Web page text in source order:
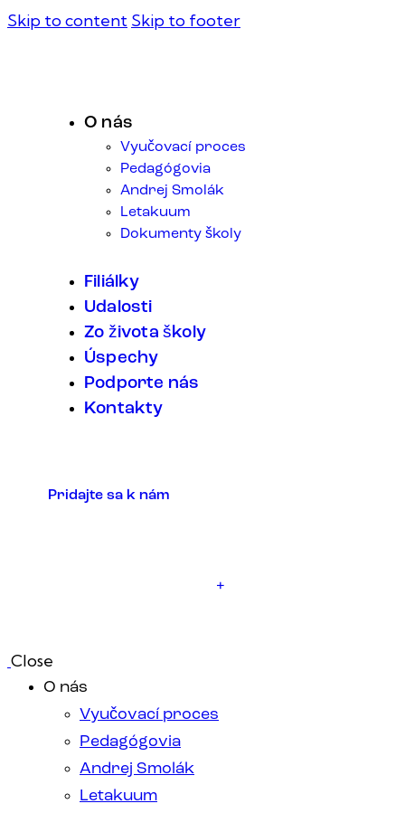
Skip to content Skip to footer
O nás
Vyučovací proces
Pedagógovia
Andrej Smolák
Letakuum
Dokumenty školy
Filiálky
Udalosti
Zo života školy
Úspechy
Podporte nás
Kontakty
Pridajte sa k nám
+
Close
O nás
Vyučovací proces
Pedagógovia
Andrej Smolák
Letakuum